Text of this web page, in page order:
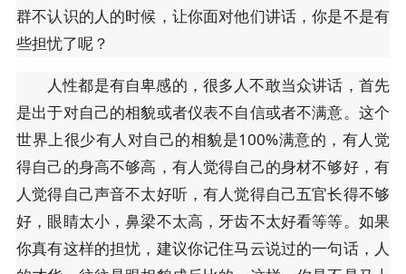
群不认识的人的时候，让你面对他们讲话，你是不是有
些担忧了呢？
人性都是有自卑感的，很多人不敢当众讲话，首先
是出于对自己的相貌或者仪表不自信或者不满意。这个
世界上很少有人对自己的相貌是100%满意的，有人觉
得自己的身高不够高，有人觉得自己的身材不够好，有
人觉得自己声音不太好听，有人觉得自己五官长得不够
好，眼睛太小，鼻梁不太高，牙齿不太好看等等。如果
你真有这样的担忧，建议你记住马云说过的一句话，人